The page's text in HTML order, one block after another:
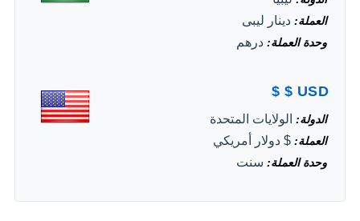
العملة دينار ليبى
وحدة العملة درهم
USD
$
$
الدولة الولايات المتحدة
العملة $ دولار أمريكي
وحدة العملة سنت